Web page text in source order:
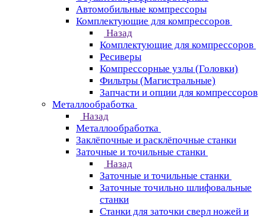
Автомобильные компрессоры
Комплектующие для компрессоров
Назад
Комплектующие для компрессоров
Ресиверы
Компрессорные узлы (Головки)
Фильтры (Магистральные)
Запчасти и опции для компрессоров
Металлообработка
Назад
Металлообработка
Заклёпочные и расклёпочные станки
Заточные и точильные станки
Назад
Заточные и точильные станки
Заточные точильно шлифовальные
станки
Станки для заточки сверл ножей и